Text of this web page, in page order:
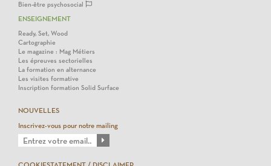
Bien-être psychosocial
ENSEIGNEMENT
Ready, Set, Wood
Cartographie
Le magazine : Mag Métiers
Les épreuves sectorielles
La formation en alternance
Les visites formative
Inscription formation Solid Surface
NOUVELLES
Inscrivez-vous pour notre mailing